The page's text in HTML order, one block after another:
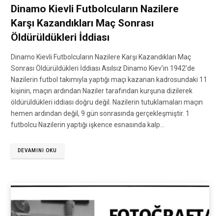
Dinamo Kievli Futbolcuların Nazilere
Karşı Kazandıkları Maç Sonrası
Öldürüldükleri İddiası
Dinamo Kievli Futbolcuların Nazilere Karşı Kazandıkları Maç
Sonrası Öldürüldükleri İddiası Asılsız Dinamo Kiev’in 1942’de
Nazilerin futbol takımıyla yaptığı maçı kazanan kadrosundaki 11
kişinin, maçın ardından Naziler tarafından kurşuna dizilerek
öldürüldükleri iddiası doğru değil. Nazilerin tutuklamaları maçın
hemen ardından değil, 9 gün sonrasında gerçekleşmiştir. 1
futbolcu Nazilerin yaptığı işkence esnasında kalp…
DEVAMINI OKU